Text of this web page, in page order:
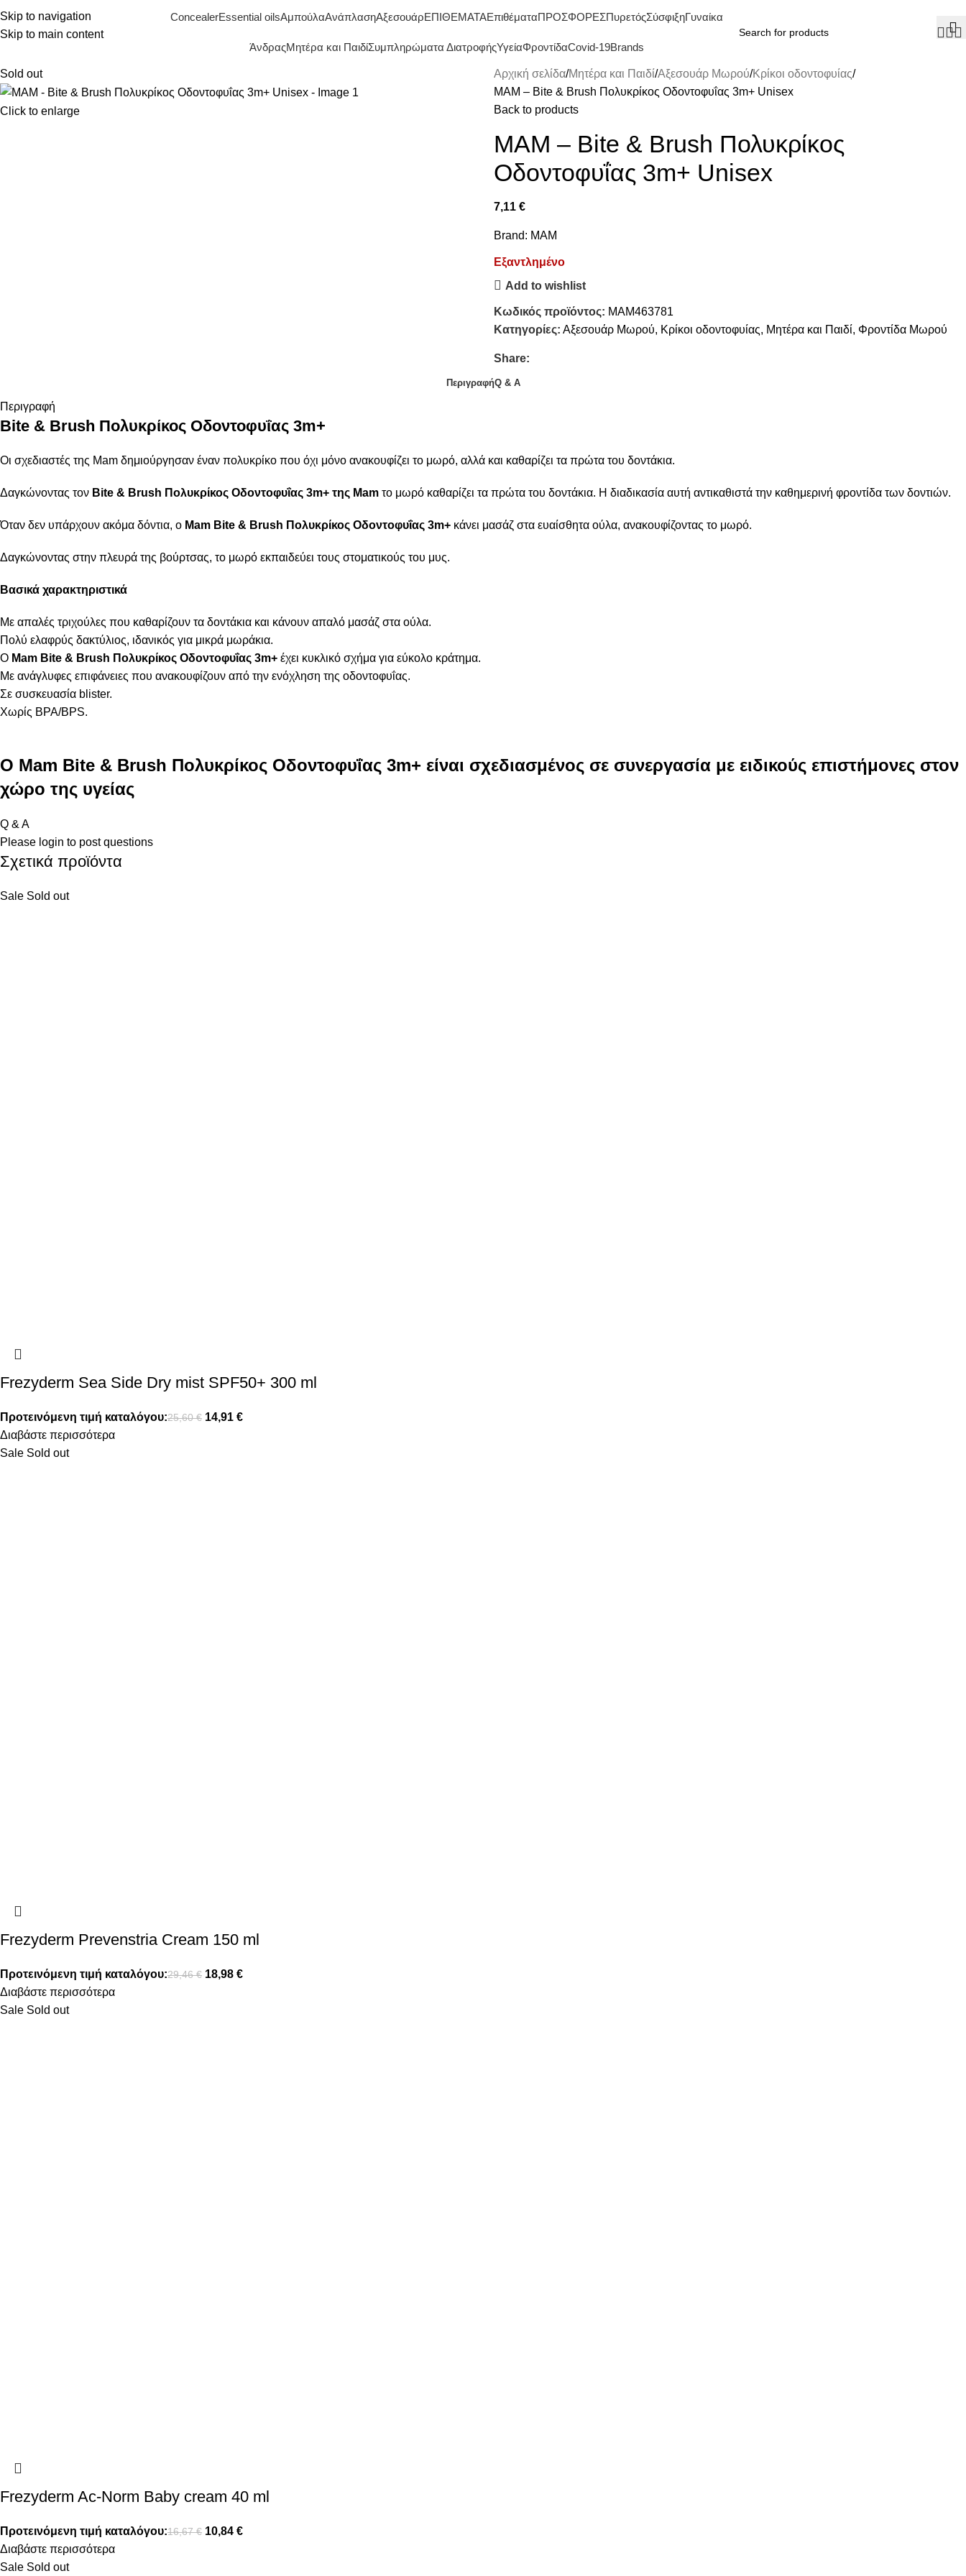
Skip to navigation
Skip to main content
ConcealerEssential oilsΑμπούλαΑνάπλασηΑξεσουάρΕΠΙΘΕΜΑΤΑΕπιθέματαΠΡΟΣΦΟΡΕΣΠυρετόςΣύσφιξηΓυναίκα
ΆνδραςΜητέρα και ΠαιδίΣυμπληρώματα ΔιατροφήςΥγείαΦροντίδαCovid-19Brands
Sold out
Click to enlarge
Αρχική σελίδα Μητέρα και Παιδί Αξεσουάρ Μωρού Κρίκοι οδοντοφυίας
MAM – Bite & Brush Πολυκρίκος Οδοντοφυΐας 3m+ Unisex
Back to products
MAM – Bite & Brush Πολυκρίκος
Οδοντοφυΐας 3m+ Unisex
7,11 €
Brand: MAM
Εξαντλημένο
Add to wishlist
Κωδικός προϊόντος: MAM463781
Κατηγορίες: Αξεσουάρ Μωρού, Κρίκοι οδοντοφυίας, Μητέρα και Παιδί, Φροντίδα Μωρού
Share:
ΠεριγραφήQ & A
Περιγραφή
Bite & Brush Πολυκρίκος Οδοντοφυΐας 3m+
Οι σχεδιαστές της Μam δημιούργησαν έναν πολυκρίκο που όχι μόνο ανακουφίζει το μωρό, αλλά και καθαρίζει τα πρώτα του δοντάκια.
Δαγκώνοντας τον Bite & Brush Πολυκρίκος Οδοντοφυΐας 3m+ της Mam το μωρό καθαρίζει τα πρώτα του δοντάκια. Η διαδικασία αυτή αντικαθιστά την καθημερινή φροντίδα των δοντιών.
Όταν δεν υπάρχουν ακόμα δόντια, ο Mam Bite & Brush Πολυκρίκος Οδοντοφυΐας 3m+ κάνει μασάζ στα ευαίσθητα ούλα, ανακουφίζοντας το μωρό.
Δαγκώνοντας στην πλευρά της βούρτσας, το μωρό εκπαιδεύει τους στοματικούς του μυς.
Βασικά χαρακτηριστικά
Με απαλές τριχούλες που καθαρίζουν τα δοντάκια και κάνουν απαλό μασάζ στα ούλα.
Πολύ ελαφρύς δακτύλιος, ιδανικός για μικρά μωράκια.
Ο Mam Bite & Brush Πολυκρίκος Οδοντοφυΐας 3m+ έχει κυκλικό σχήμα για εύκολο κράτημα.
Με ανάγλυφες επιφάνειες που ανακουφίζουν από την ενόχληση της οδοντοφυΐας.
Σε συσκευασία blister.
Χωρίς BPA/BPS.
Ο Mam Bite & Brush Πολυκρίκος Οδοντοφυΐας 3m+ είναι σχεδιασμένος σε συνεργασία με ειδικούς επιστήμονες στον
χώρο της υγείας
Q & A
Please login to post questions
Σχετικά προϊόντα
Sale Sold out
Frezyderm Sea Side Dry mist SPF50+ 300 ml
Προτεινόμενη τιμή καταλόγου:25,60€ 14,91 €
Διαβάστε περισσότερα
Sale Sold out
Frezyderm Prevenstria Cream 150 ml
Προτεινόμενη τιμή καταλόγου:29,46€ 18,98 €
Διαβάστε περισσότερα
Sale Sold out
Frezyderm Ac-Norm Baby cream 40 ml
Προτεινόμενη τιμή καταλόγου:16,67€ 10,84 €
Διαβάστε περισσότερα
Sale Sold out